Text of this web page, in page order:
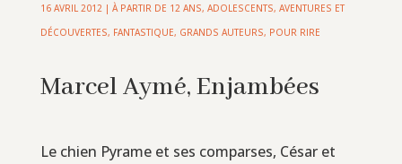
16 AVRIL 2012 | À PARTIR DE 12 ANS, ADOLESCENTS, AVENTURES ET
DÉCOUVERTES, FANTASTIQUE, GRANDS AUTEURS, POUR RIRE
Marcel Aymé, Enjambées
Le chien Pyrame et ses comparses, César et